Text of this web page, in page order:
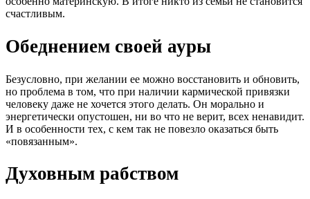
счастливым.
Обеднением своей ауры
Безусловно, при желании ее можно восстановить и обновить,
но проблема в том, что при наличии кармической привязки
человеку даже не хочется этого делать. Он морально и
энергетически опустошен, ни во что не верит, всех ненавидит.
И в особенности тех, с кем так не повезло оказаться быть
«повязанным».
Духовным рабством